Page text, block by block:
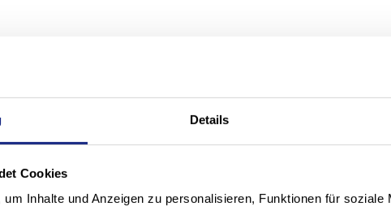
Details
Cookies
Inhalte und Anzeigen zu personalisieren, Funktionen für soziale
Position für Deine
die Hand nehmen? Nutze die Chancen, deinen Beruf